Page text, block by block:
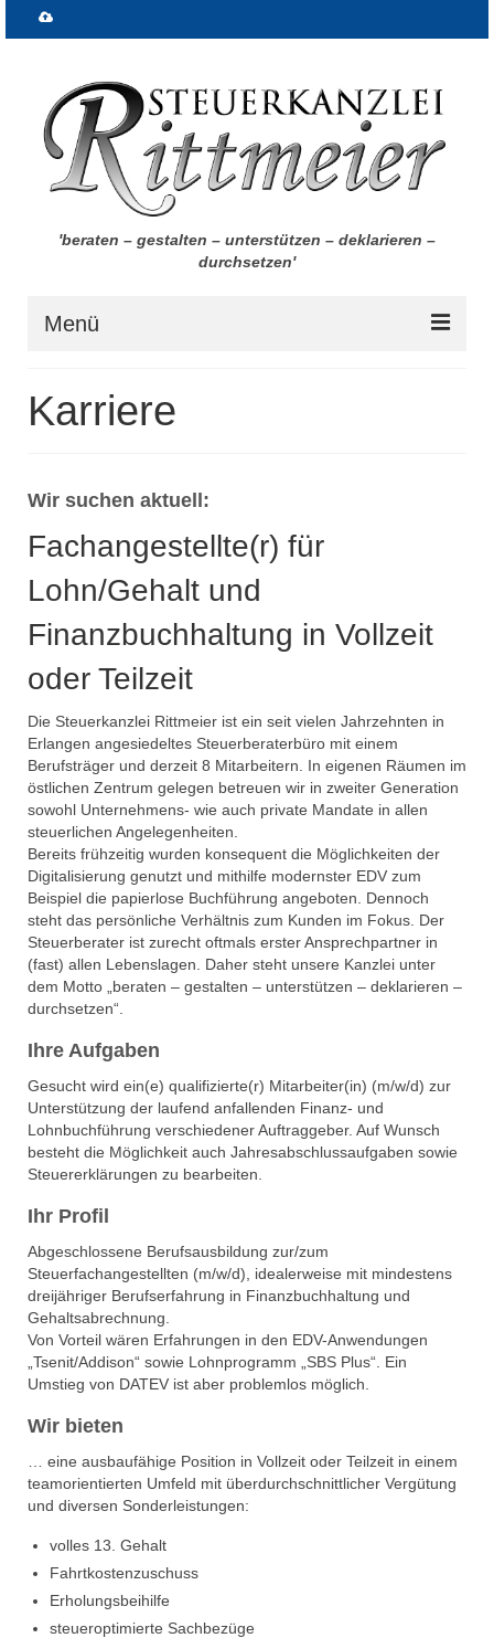
'beraten – gestalten – unterstützen – deklarieren –
durchsetzen'
Menü
Über uns
Corona Hilfen
Portal
zum Portal-Login
Addison Direkt Info
Karriere
Wir suchen aktuell:
Fachangestellte(r) für
Lohn/Gehalt und
Finanzbuchhaltung in Vollzeit
oder Teilzeit
Die Steuerkanzlei Rittmeier ist ein seit vielen Jahrzehnten in
Erlangen angesiedeltes Steuerberaterbüro mit einem
Berufsträger und derzeit 8 Mitarbeitern. In eigenen Räumen im
östlichen Zentrum gelegen betreuen wir in zweiter Generation
sowohl Unternehmens- wie auch private Mandate in allen
steuerlichen Angelegenheiten.
Bereits frühzeitig wurden konsequent die Möglichkeiten der
Digitalisierung genutzt und mithilfe modernster EDV zum
Beispiel die papierlose Buchführung angeboten. Dennoch
steht das persönliche Verhältnis zum Kunden im Fokus. Der
Steuerberater ist zurecht oftmals erster Ansprechpartner in
(fast) allen Lebenslagen. Daher steht unsere Kanzlei unter
dem Motto „beraten – gestalten – unterstützen – deklarieren –
durchsetzen“.
Ihre Aufgaben
Gesucht wird ein(e) qualifizierte(r) Mitarbeiter(in) (m/w/d) zur
Unterstützung der laufend anfallenden Finanz- und
Lohnbuchführung verschiedener Auftraggeber. Auf Wunsch
besteht die Möglichkeit auch Jahresabschlussaufgaben sowie
Steuererklärungen zu bearbeiten.
Ihr Profil
Abgeschlossene Berufsausbildung zur/zum
Steuerfachangestellten (m/w/d), idealerweise mit mindestens
dreijähriger Berufserfahrung in Finanzbuchhaltung und
Gehaltsabrechnung.
Von Vorteil wären Erfahrungen in den EDV-Anwendungen
„Tsenit/Addison“ sowie Lohnprogramm „SBS Plus“. Ein
Umstieg von DATEV ist aber problemlos möglich.
Wir bieten
… eine ausbaufähige Position in Vollzeit oder Teilzeit in einem
teamorientierten Umfeld mit überdurchschnittlicher Vergütung
und diversen Sonderleistungen:
volles 13. Gehalt
Fahrtkostenzuschuss
Erholungsbeihilfe
steueroptimierte Sachbezüge